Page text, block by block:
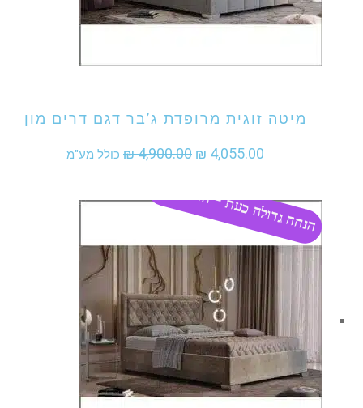
מיטה זוגית מרופדת ג’בר דגם דרים מון
₪4,900.00
המחיר
היה:
₪ 4,055.00
המחיר
כולל מע"מ
הנחה גדולה כעת - התקשר